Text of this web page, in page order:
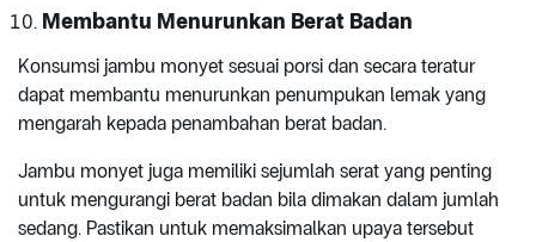
Membantu Menurunkan Berat Badan
Konsumsi jambu monyet sesuai porsi dan secara teratur
dapat membantu menurunkan penumpukan lemak yang
mengarah kepada penambahan berat badan.
Jambu monyet juga memiliki sejumlah serat yang penting
untuk mengurangi berat badan bila dimakan dalam jumlah
sedang. Pastikan untuk memaksimalkan upaya tersebut